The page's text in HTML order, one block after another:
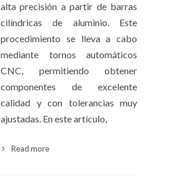
alta precisión a partir de barras
cilíndricas de aluminio. Este
procedimiento se lleva a cabo
mediante tornos automáticos
CNC, permitiendo obtener
componentes de excelente
calidad y con tolerancias muy
ajustadas. En este artículo,
Read more